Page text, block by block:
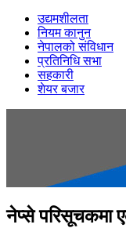
उद्यमशीलता
नियम कानुन
नेपालको संविधान
प्रतिनिधि सभा
सहकारी
शेयर बजार
नेप्से परिसूचकमा